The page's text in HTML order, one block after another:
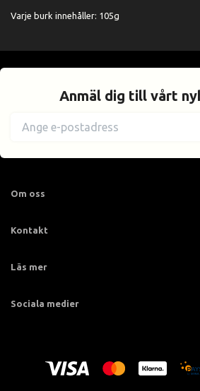
Varje burk innehåller: 105g
Anmäl dig till vårt
Om oss
Kontakt
Läs mer
Sociala medier